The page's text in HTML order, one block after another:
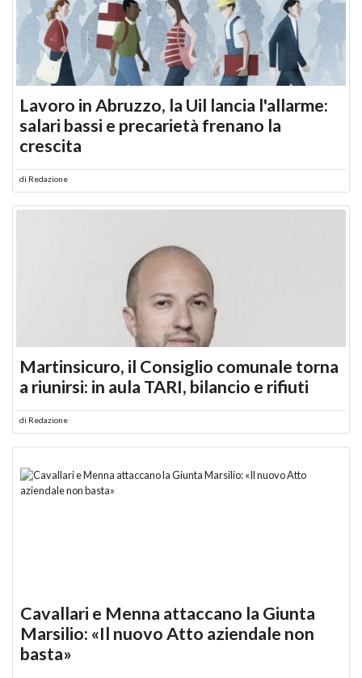
Lavoro in Abruzzo, la Uil lancia l'allarme:
salari bassi e precarietà frenano la
crescita
di Redazione
Martinsicuro, il Consiglio comunale torna
a riunirsi: in aula TARI, bilancio e rifiuti
di Redazione
Cavallari e Menna attaccano la Giunta
Marsilio: «Il nuovo Atto aziendale non
basta»